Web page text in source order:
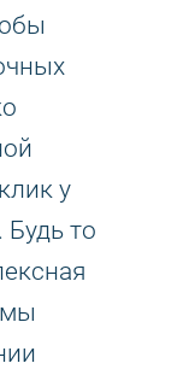
у
то
мы